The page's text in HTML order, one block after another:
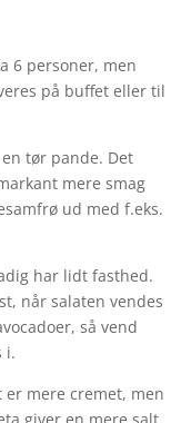
6 personer, men
på buffet eller til
tør pande. Det
mere smag
ud med f.eks.
har lidt fasthed.
når salaten vendes
så vend
i.
er mere cremet, men
giver en mere salt